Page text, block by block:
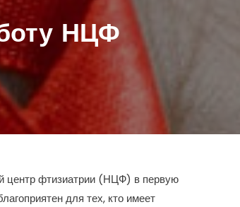
НЦФ
центр фтизиатрии (НЦФ) в первую
для тех, кто имеет